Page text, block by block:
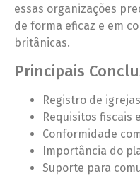
essas organizações
de forma eficaz e em
britânicas.
Principais
Registro de
Requisitos fiscais
Conformidade
Importância do
Suporte para